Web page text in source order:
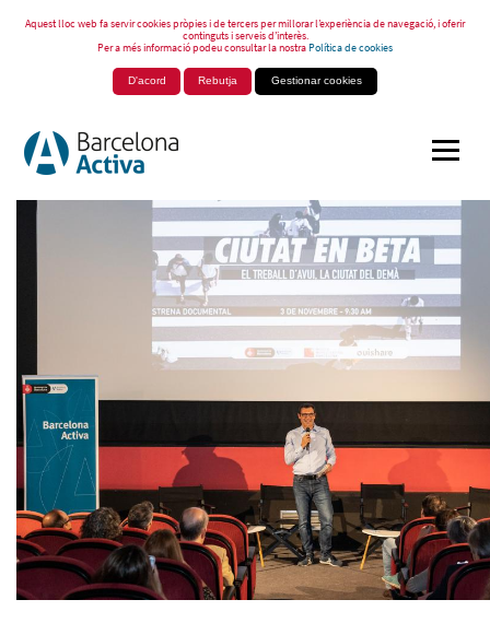
Aquest lloc web fa servir cookies pròpies i de tercers per millorar l’experiència de navegació, i oferir
continguts i serveis d’interès.
Per a més informació podeu consultar la nostraPolítica de cookies
D'acord Rebutja Gestionar cookies